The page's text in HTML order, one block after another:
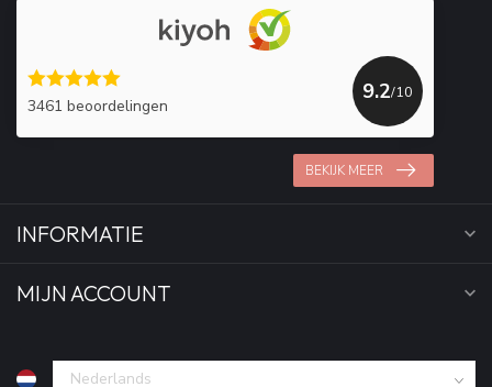
3461 beoordelingen
9.2/10
BEKIJK MEER
INFORMATIE
MIJN ACCOUNT